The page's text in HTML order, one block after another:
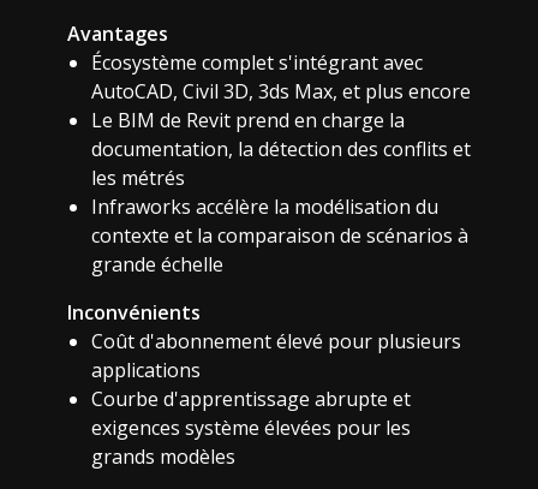
Avantages
Écosystème complet s'intégrant avec
AutoCAD, Civil 3D, 3ds Max, et plus encore
Le BIM de Revit prend en charge la
documentation, la détection des conflits et
les métrés
Infraworks accélère la modélisation du
contexte et la comparaison de scénarios à
grande échelle
Inconvénients
Coût d'abonnement élevé pour plusieurs
applications
Courbe d'apprentissage abrupte et
exigences système élevées pour les
grands modèles